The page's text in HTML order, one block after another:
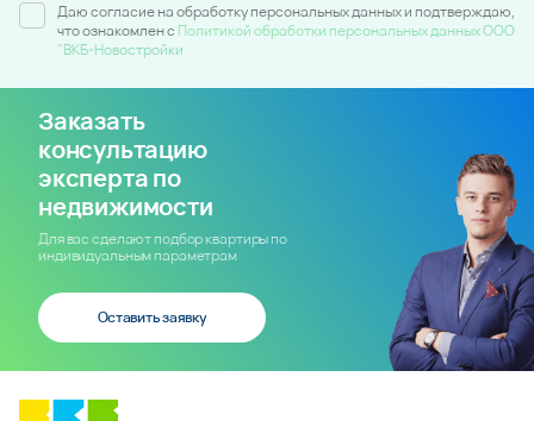
Даю согласие на обработку персональных данных и подтверждаю,
что ознакомлен c Политикой обработки персональных данных ООО
"ВКБ-Новостройки
Заказать
консультацию
эксперта по
недвижимости
Для вас сделают подбор квартиры по
индивидуальным параметрам
Оставить заявку